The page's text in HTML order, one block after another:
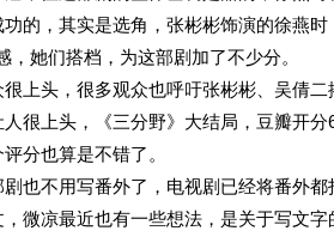
的，其实是选角，张彬彬饰演的徐燕
她们搭档，为这部剧加了不少分。
很上头，很多观众也呼吁张彬彬、吴倩
很上头，《三分野》大结局，豆瓣开
分也算是不错了。
也不用写番外了，电视剧已经将番外都
微凉最近也有一些想法，是关于写文